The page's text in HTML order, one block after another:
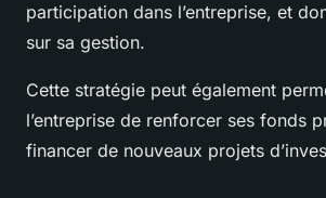
participation dans l’entreprise, et
sur sa gestion.
Cette stratégie peut également
l’entreprise de renforcer ses fonds
financer de nouveaux projets